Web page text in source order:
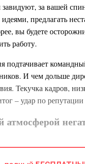
завидуют, за вашей
предлагать
вы будете
работу.
подтачивает
И чем дольше
Текучка кадров,
– удар по
атмосферой